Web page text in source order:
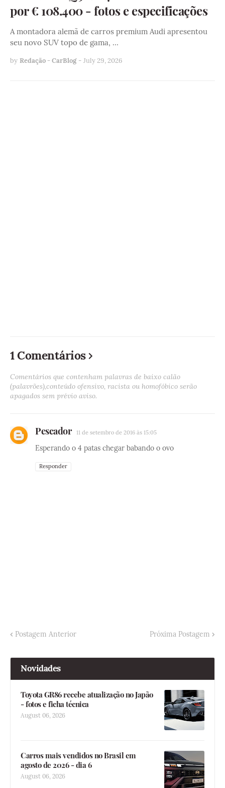
por € 108.400 - fotos e especificações
A montadora alemã de carros premium Audi apresentou
seu novo SUV topo de gama, …
by Redação - CarBlog - July 29, 2026
1 Comentários
Comentários que contenham palavras de baixo calão
(palavrões),conteúdo ofensivo, racista ou homofóbico serão
apagados sem prévio aviso.
Pescador 11 de setembro de 2016 às 15:05
Esperando o 4 patas chegar babando o ovo
Responder
Postagem Anterior Próxima Postagem
Novidades
Toyota GR86 recebe atualização no Japão
- fotos e ficha técnica
August 06, 2026
Carros mais vendidos no Brasil em
agosto de 2026 - dia 6
August 06, 2026